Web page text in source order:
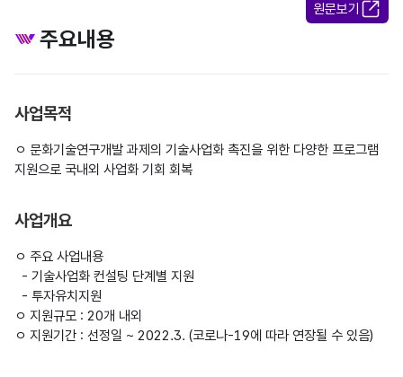
원문보기
주요내용
사업목적
ㅇ 문화기술연구개발 과제의 기술사업화 촉진을 위한 다양한 프로그램
사업개요
ㅇ 주요 사업내용
ㅇ 지원규모 : 20개 내외
ㅇ 지원기간 : 선정일 ~ 2022.3. (코로나-19에 따라 연장될 수 있음)